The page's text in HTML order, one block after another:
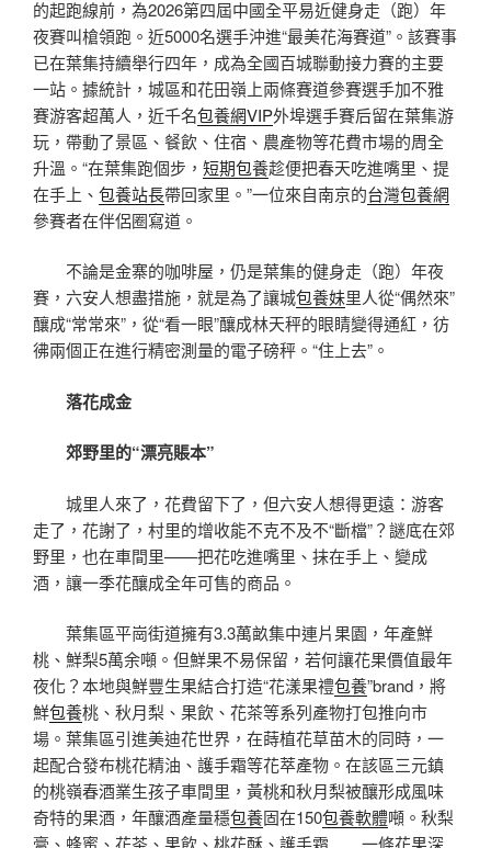
的起跑線前，為2026第四屆中國全平易近健身走（跑）年
夜賽叫槍領跑。近5000名選手沖進“最美花海賽道”。該賽事
已在葉集持續舉行四年，成為全國百城聯動接力賽的主要
一站。據統計，城區和花田嶺上兩條賽道參賽選手加不雅
賽游客超萬人，近千名包養網VIP外埠選手賽后留在葉集游
玩，帶動了景區、餐飲、住宿、農產物等花費市場的周全
升溫。“在葉集跑個步， 短期包養趁便把春天吃進嘴里、提
在手上、 包養站長帶回家里。”一位來自南京的台灣包養網
參賽者在伴侶圈寫道。
不論是金寨的咖啡屋，仍是葉集的健身走（跑）年夜
賽，六安人想盡措施，就是為了讓城包養妹里人從“偶然來”
釀成“常常來”，從“看一眼”釀成林天秤的眼睛變得通紅，彷
彿兩個正在進行精密測量的電子磅秤。“住上去”。
落花成金
郊野里的“漂亮賬本”
城里人來了，花費留下了，但六安人想得更遠：游客
走了，花謝了，村里的增收能不克不及不“斷檔”？謎底在郊
野里，也在車間里——把花吃進嘴里、抹在手上、變成
酒，讓一季花釀成全年可售的商品。
葉集區平崗街道擁有3.3萬畝集中連片果園，年產鮮
桃、鮮梨5萬余噸。但鮮果不易保留，若何讓花果價值最年
夜化？本地與鮮豐生果結合打造“花漾果禮包養”brand，將
鮮包養桃、秋月梨、果飲、花茶等系列產物打包推向市
場。葉集區引進美迪花世界，在蒔植花草苗木的同時，一
起配合發布桃花精油、護手霜等花萃產物。在該區三元鎮
的桃嶺春酒業生孩子車間里，黃桃和秋月梨被釀形成風味
奇特的果酒，年釀酒產量穩包養固在150包養軟體噸。秋梨
膏、蜂蜜、花茶、果飲、桃花酥、護手霜……一條花果深